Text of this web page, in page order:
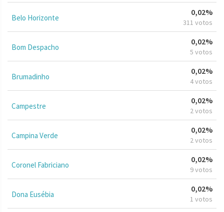
Belo Horizonte
0,02%
311 votos
Bom Despacho
0,02%
5 votos
Brumadinho
0,02%
4 votos
Campestre
0,02%
2 votos
Campina Verde
0,02%
2 votos
Coronel Fabriciano
0,02%
9 votos
Dona Eusébia
0,02%
1 votos